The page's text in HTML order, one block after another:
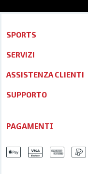
SPORTS
SERVIZI
ASSISTENZA CLIENTI
SUPPORTO
PAGAMENTI